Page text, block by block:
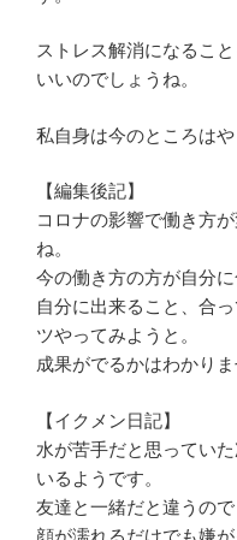
ストレス解消になるこ
いいのでしょうね。
私自身は今のところは
【編集後記】
コロナの影響で働き方
ね。
今の働き方の方が自分
自分に出来ること、合
ツやってみようと。
成果がでるかはわかりま
【イクメン日記】
水が苦手だと思ってい
いるようです。
友達と一緒だと違うので
顔が濡れるだけでも嫌